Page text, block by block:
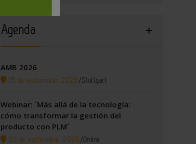
Agenda
AMB 2026
15 de septiembre, 2026 /Stuttgart
Webinar: ´Más allá de la tecnología:
cómo transformar la gestión del
producto con PLM´
23 de septiembre, 2026 /Online